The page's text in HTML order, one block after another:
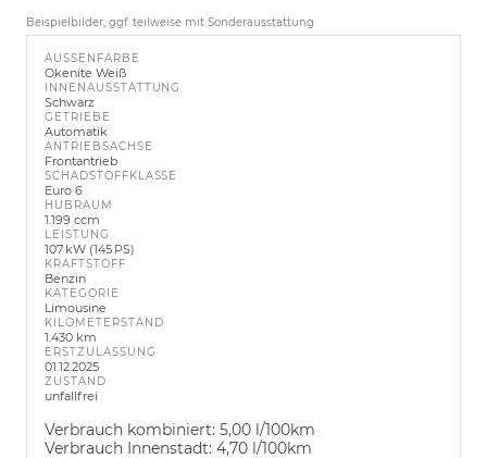
Beispielbilder, ggf. teilweise mit Sonderausstattung
AUSSENFARBE
Okenite Weiß
INNENAUSSTATTUNG
Schwarz
GETRIEBE
Automatik
ANTRIEBSACHSE
Frontantrieb
SCHADSTOFFKLASSE
Euro 6
HUBRAUM
1.199 ccm
LEISTUNG
107 kW (145 PS)
KRAFTSTOFF
Benzin
KATEGORIE
Limousine
KILOMETERSTAND
1.430 km
ERSTZULASSUNG
01.12.2025
ZUSTAND
unfallfrei
Verbrauch kombiniert: 5,00 l/100km
Verbrauch Innenstadt: 4,70 l/100km